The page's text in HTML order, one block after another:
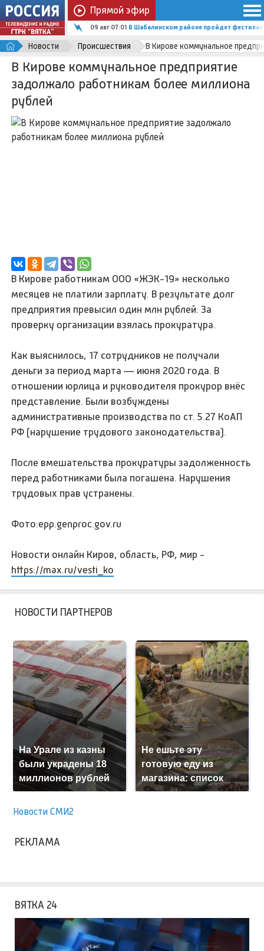
Прямой эфир
09 авг 07:01 В Шабалинском районе пройдет
Новости Происшествия В Кирове коммунальное
В Кирове коммунальное предприятие
задолжало работникам более миллиона
рублей
В Кирове работникам ООО «ЖЭК-19» несколько
месяцев не платили зарплату. В результате долг
предприятия превысил один млн рублей. За
проверку организации взялась прокуратура.
Как выяснилось, 17 сотрудников не получали
деньги за период марта — июня 2020 года. В
отношении юрлица и руководителя прокурор внёс
представление. Были возбуждены
административные производства по ст. 5.27 КоАП
РФ (нарушение трудового законодательства).
После вмешательства прокуратуры задолженность
перед работниками была погашена. Нарушения
трудовых прав устранены.
Фото:epp.genproc.gov.ru
Новости онлайн Киров, область, РФ, мир -
https://max.ru/vesti_ko
НОВОСТИ ПАРТНЕРОВ
На Урале из казны
были украдены 18
миллионов рублей
Не ешьте эту
готовую еду из
магазина: список
Новости СМИ2
РЕКЛАМА
ВЯТКА 24